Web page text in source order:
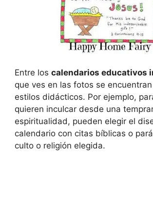
Entre los calendarios educativos
que ves en las fotos se
estilos didácticos. Por ejemplo,
quieren inculcar desde una
espiritualidad, pueden elegir el
calendario con citas bíblicas o
culto o religión elegida.